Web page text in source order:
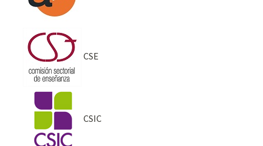
CSE
CSIC